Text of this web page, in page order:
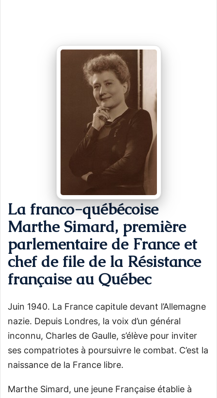
La franco-québécoise
Marthe Simard, première
parlementaire de France et
chef de file de la Résistance
française au Québec
Juin 1940. La France capitule devant l’Allemagne
nazie. Depuis Londres, la voix d’un général
inconnu, Charles de Gaulle, s’élève pour inviter
ses compatriotes à poursuivre le combat. C’est la
naissance de la France libre.
Marthe Simard, une jeune Française établie à